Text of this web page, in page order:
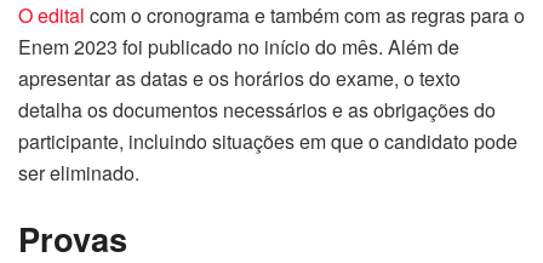
O edital com o cronograma e também com as regras para o
Enem 2023 foi publicado no início do mês. Além de
apresentar as datas e os horários do exame, o texto
detalha os documentos necessários e as obrigações do
participante, incluindo situações em que o candidato pode
ser eliminado.
Provas